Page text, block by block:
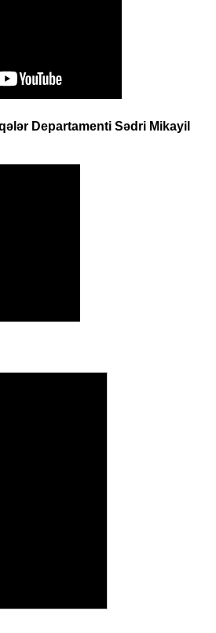
Departamenti Sədri Mikayil